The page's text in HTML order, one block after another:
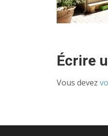
Écrire
Vous devez